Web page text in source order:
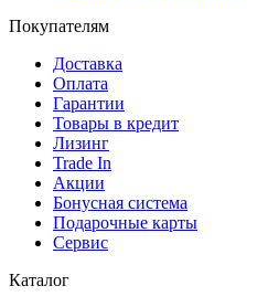
Покупателям
Доставка
Оплата
Гарантии
Товары в кредит
Лизинг
Trade In
Акции
Бонусная система
Подарочные карты
Сервис
Каталог